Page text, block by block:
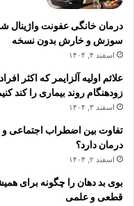
سوزش و خارش بدون نسخه
اسفند ۴, ۱۴۰۴
علائم اولیه آلزایمر که اکثر
زودهنگام روند بیماری را کند
اسفند ۳, ۱۴۰۴
تفاوت بین اضطراب اجتماعی
درمان دارد؟
اسفند ۲, ۱۴۰۴
قطعی و علمی